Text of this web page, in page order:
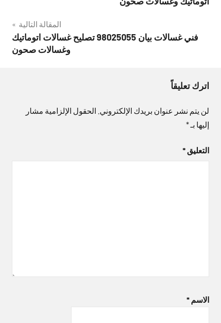
المقالة التالية
فني غسالات بيان 98025055 تصليح غسالات اتوماتيك
وغسالات صحون
اترك تعليقاً
لن يتم نشر عنوان بريدك الإلكتروني. الحقول الإلزامية مشار
إليها بـ*
التعليق *
الاسم *